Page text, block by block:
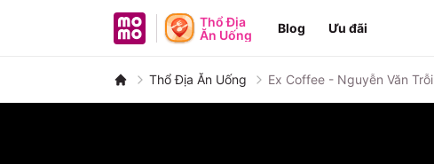
MoMo - Ứng dụng tài chính
Thổ Địa
Ăn Uống
Blog Ưu đãi
Thổ Địa Ăn Uống Ex Coffee - Nguyễn Văn Trỗi